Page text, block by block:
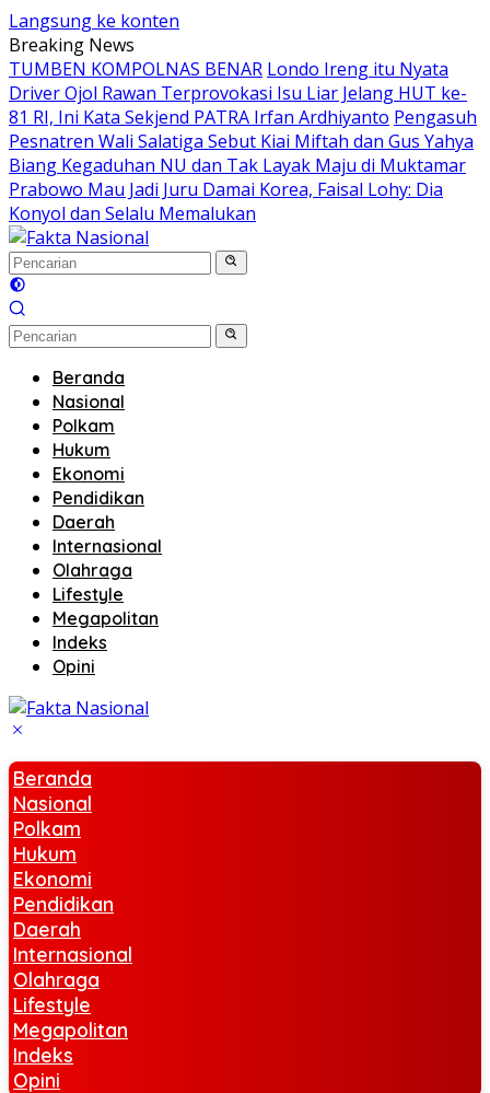
Langsung ke konten
Breaking News
TUMBEN KOMPOLNAS BENAR Londo Ireng itu Nyata
Driver Ojol Rawan Terprovokasi Isu Liar Jelang HUT ke-
81 RI, Ini Kata Sekjend PATRA Irfan Ardhiyanto Pengasuh
Pesnatren Wali Salatiga Sebut Kiai Miftah dan Gus Yahya
Biang Kegaduhan NU dan Tak Layak Maju di Muktamar
Prabowo Mau Jadi Juru Damai Korea, Faisal Lohy: Dia
Konyol dan Selalu Memalukan
Beranda
Nasional
Polkam
Hukum
Ekonomi
Pendidikan
Daerah
Internasional
Olahraga
Lifestyle
Megapolitan
Indeks
Opini
Beranda
Nasional
Polkam
Hukum
Ekonomi
Pendidikan
Daerah
Internasional
Olahraga
Lifestyle
Megapolitan
Indeks
Opini